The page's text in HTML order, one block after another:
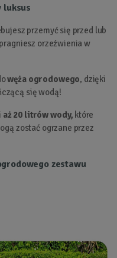
luksus
przemyć się przed lub
orzeźwienia w
węża ogrodowego, dzięki
się wodą!
aż 20 litrów wody, które
zostać ogrzane przez
zestawu